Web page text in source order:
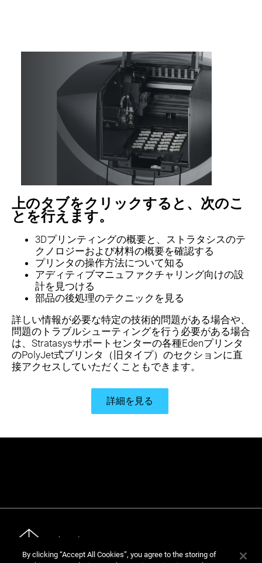
上のタブをクリックすると、次のこ
とを行えます。
3Dプリンティングの概要と、ストラタシスのテ
クノロジーおよび材料の概要を確認する
プリンタの操作方法について知る
アディティブマニュファクチャリング向けの設
計を見つける
部品の後処理のテクニックを見る
詳しい情報が必要な特定の技術的問題がある場合や、
問題のトラブルシューティングを行う必要がある場合
は、Stratasysサポートセンターの各種Edenプリンタ
のPolyJet式プリンタ（旧タイプ）のセクションに直
接アクセスしていただくこともできます。
詳細を見る
By clicking “Accept All Cookies”, you agree to the storing of